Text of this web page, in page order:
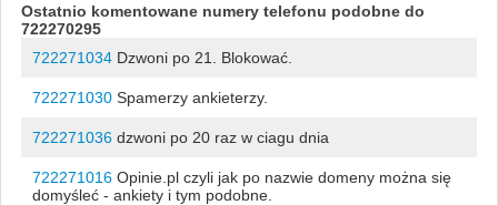
Ostatnio komentowane numery telefonu podobne do
722270295
722271034Dzwoni po 21. Blokować.
722271030Spamerzy ankieterzy.
722271036dzwoni po 20 raz w ciagu dnia
722271016Opinie.pl czyli jak po nazwie domeny można się
domyśleć - ankiety i tym podobne.